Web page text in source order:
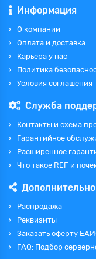
Информация
О компании
Оплата и доставка
Карьера у нас
Политика
Условия соглашения
Служба
Контакты и схема
Гарантийное
Расширенное
Что такое REF и
Дополнительно
Распродажа
Реквизиты
Заказать оферту
FAQ: Подбор